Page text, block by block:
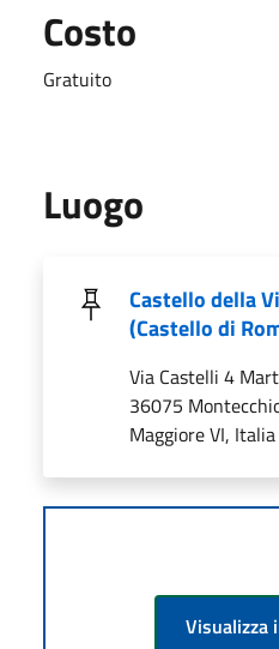
Costo
Gratuito
Luogo
Castello della
(Castello di
Via Castelli 4
36075
Maggiore VI, Italia
Visualizza